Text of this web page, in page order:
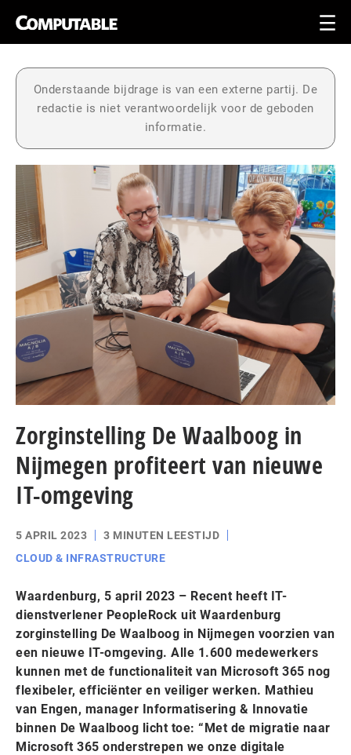
Onderstaande bijdrage is van een externe partij. De
redactie is niet verantwoordelijk voor de geboden
informatie.
Zorginstelling De Waalboog in
Nijmegen profiteert van nieuwe
IT-omgeving
5 APRIL 2023
3 MINUTEN LEESTIJD
CLOUD & INFRASTRUCTURE
Waardenburg, 5 april 2023 – Recent heeft IT-
dienstverlener PeopleRock uit Waardenburg
zorginstelling De Waalboog in Nijmegen voorzien van
een nieuwe IT-omgeving. Alle 1.600 medewerkers
kunnen met de functionaliteit van Microsoft 365 nog
flexibeler, efficiënter en veiliger werken. Mathieu
van Engen, manager Informatisering & Innovatie
binnen De Waalboog licht toe: “Met de migratie naar
Microsoft 365 onderstrepen we onze digitale